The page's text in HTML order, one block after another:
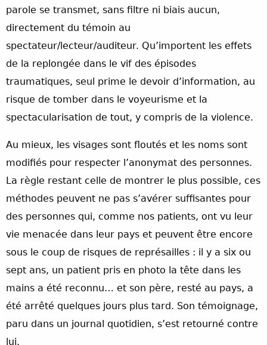
parole se transmet, sans filtre ni biais aucun,
directement du témoin au
spectateur/lecteur/auditeur. Qu’importent les effets
de la replongée dans le vif des épisodes
traumatiques, seul prime le devoir d’information, au
risque de tomber dans le voyeurisme et la
spectacularisation de tout, y compris de la violence.
Au mieux, les visages sont floutés et les noms sont
modifiés pour respecter l’anonymat des personnes.
La règle restant celle de montrer le plus possible, ces
méthodes peuvent ne pas s’avérer suffisantes pour
des personnes qui, comme nos patients, ont vu leur
vie menacée dans leur pays et peuvent être encore
sous le coup de risques de représailles : il y a six ou
sept ans, un patient pris en photo la tête dans les
mains a été reconnu… et son père, resté au pays, a
été arrêté quelques jours plus tard. Son témoignage,
paru dans un journal quotidien, s’est retourné contre
lui.